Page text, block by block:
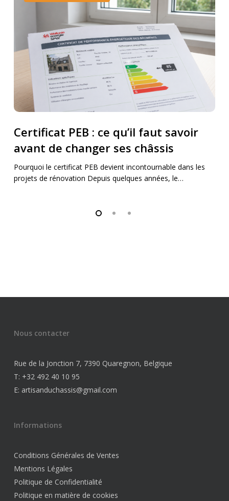
faut
savoir
avant
de
changer
châssis
faut
savoir
avant
de
changer
châssis
Certificat PEB : ce qu’il faut savoir
avant de changer ses châssis
Pourquoi le certificat PEB devient incontournable dans les
projets de rénovation Depuis quelques années, le…
Nous contacter
Rue de la Jonction 7, 7390 Quaregnon, Belgique
T: +32 492 40 10 95
E: artisanduchassis@gmail.com
Informations
Conditions Générales de Ventes
Mentions Légales
Politique de Confidentialité
Politique en matière de cookies